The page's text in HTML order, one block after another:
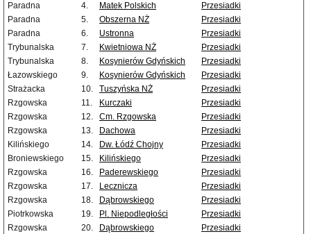
Paradna
4. Matek Polskich
Przesiadki
Paradna
5. Obszerna NŻ
Przesiadki
Paradna
6. Ustronna
Przesiadki
Trybunalska
7. Kwietniowa NŻ
Przesiadki
Trybunalska
8. Kosynierów Gdyńskich
Przesiadki
Łazowskiego
9. Kosynierów Gdyńskich
Przesiadki
Strażacka
10. Tuszyńska NŻ
Przesiadki
Rzgowska
11. Kurczaki
Przesiadki
Rzgowska
12. Cm. Rzgowska
Przesiadki
Rzgowska
13. Dachowa
Przesiadki
Kilińskiego
14. Dw. Łódź Chojny
Przesiadki
Broniewskiego
15. Kilińskiego
Przesiadki
Rzgowska
16. Paderewskiego
Przesiadki
Rzgowska
17. Lecznicza
Przesiadki
Rzgowska
18. Dąbrowskiego
Przesiadki
Piotrkowska
19. Pl. Niepodległości
Przesiadki
Rzgowska
20. Dąbrowskiego
Przesiadki